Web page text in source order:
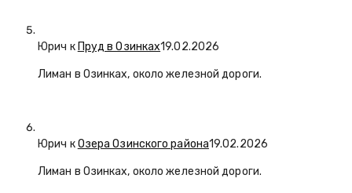
Юрич к Пруд в Озинках19.02.2026
Лиман в Озинках, около железной дороги.
Юрич кОзера Озинского района19.02.2026
Лиман в Озинках, около железной дороги.